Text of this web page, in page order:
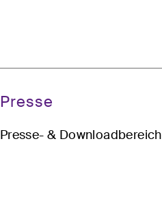
Presse
Presse- & Downloadbereich